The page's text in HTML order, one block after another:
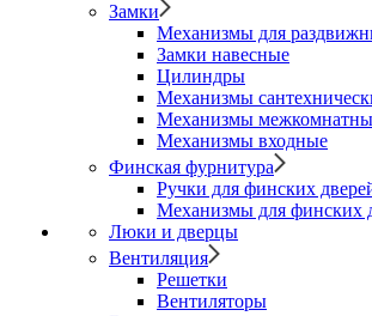
Замки
Механизмы для
Замки навесные
Цилиндры
Механизмы
Механизмы
Механизмы входные
Финская фурнитура
Ручки для финских
Механизмы для финских
Люки и дверцы
Вентиляция
Решетки
Вентиляторы